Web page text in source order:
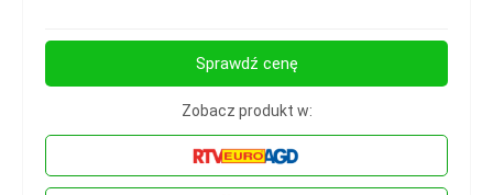
Sprawdź cenę
Zobacz produkt w: